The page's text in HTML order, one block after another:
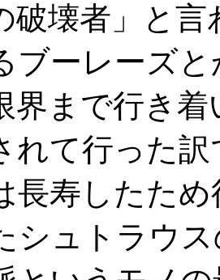
破壊者」と
ブーレーズ
界まで行き
れて行った
長寿したた
シュトラウ